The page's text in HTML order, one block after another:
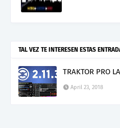
TAL VEZ TE INTERESEN ESTAS
TRAKTOR PRO
April 23, 2018